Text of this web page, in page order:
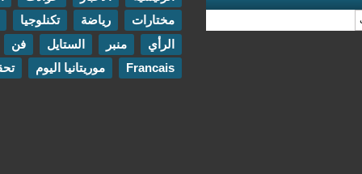
تكنلوجيا
مقابلات
الستايل فن
اتصل بنا
موريتانيا اليوم تحقيقات